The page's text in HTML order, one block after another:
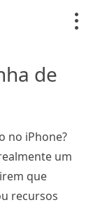
de
no iPhone?
um
que
recursos